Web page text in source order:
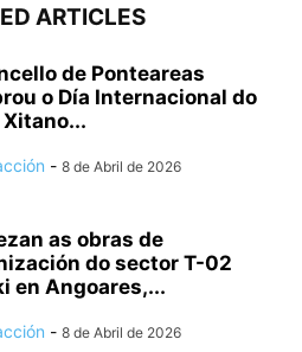
ARTICLES
de Ponteareas
o Día Internacional do
Xitano...
- 8 de Abril de 2026
as obras de
do sector T-02
en Angoares,...
- 8 de Abril de 2026